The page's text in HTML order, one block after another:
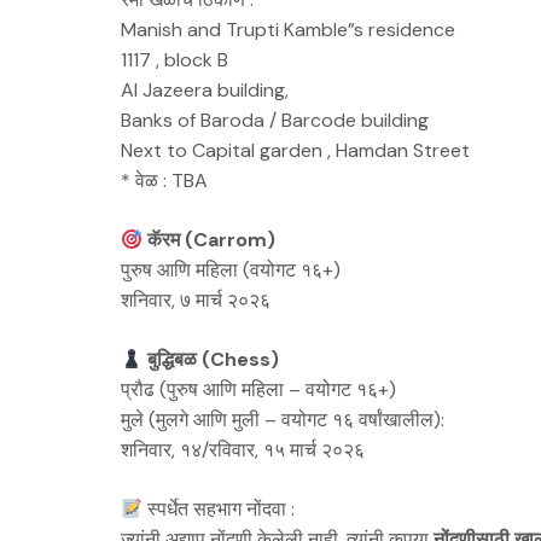
Manish and Trupti Kamble”s residence
1117 , block B
Al Jazeera building,
Banks of Baroda / Barcode building
Next to Capital garden , Hamdan Street
* वेळ : TBA
कॅरम (Carrom)
पुरुष आणि महिला (वयोगट १६+)
शनिवार, ७ मार्च २०२६
बुद्धिबळ (Chess)
​प्रौढ (पुरुष आणि महिला – वयोगट १६+)
​मुले (मुलगे आणि मुली – वयोगट १६ वर्षांखालील):
शनिवार, १४/रविवार, १५ मार्च २०२६
स्पर्धेत सहभाग नोंदवा :